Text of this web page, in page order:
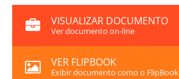
VISUALIZAR DOCUMENTO
Ver documento on-line
VER FLIPBOOK
Exibir documento como o FlipBook